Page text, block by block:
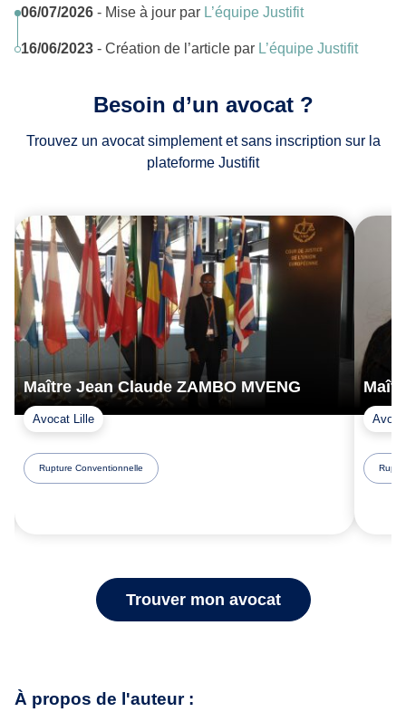
06/07/2026 - Mise à jour par L’équipe Justifit
16/06/2023 - Création de l’article par L’équipe Justifit
Besoin d’un avocat ?
Trouvez un avocat simplement et sans inscription sur la
plateforme Justifit
Maître Jean Claude ZAMBO MVENG
Avocat Lille
Rupture Conventionnelle
Trouver mon avocat
À propos de l'auteur :